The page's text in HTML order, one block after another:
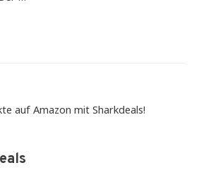
auf Amazon mit Sharkdeals!